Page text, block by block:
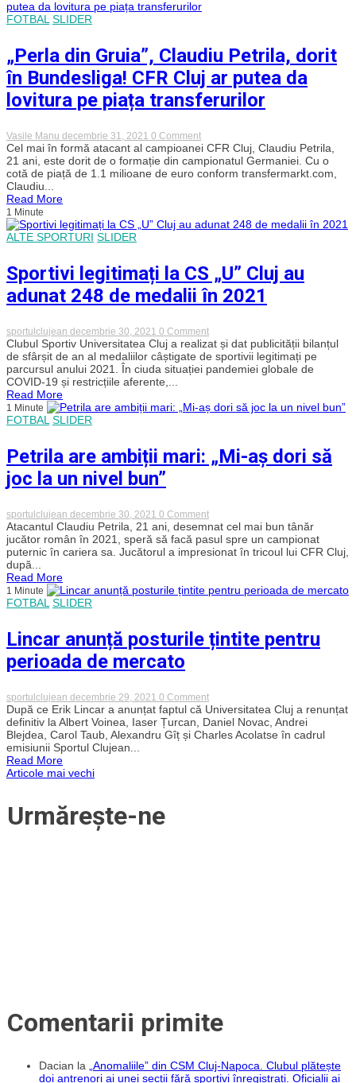
„Prima
opțiune
semnez
prelungirea”
FOTBAL SLIDER
„Perla din Gruia”, Claudiu Petrila, dorit
în Bundesliga! CFR Cluj ar putea da
lovitura pe piața transferurilor
Vasile Manu decembrie 31, 2021 0 Commenton
„Perla
din
Gruia”,
Claudiu
Bundesliga!
putea
da
lovitura
pe
Cel mai în formă atacant al campioanei CFR Cluj, Claudiu Petrila,
21 ani, este dorit de o formație din campionatul Germaniei. Cu o
cotă de piață de 1.1 milioane de euro conform transfermarkt.com,
Claudiu...
Read More
1 Minute
ALTE SPORTURI SLIDER
Sportivi legitimați la CS „U” Cluj au
adunat 248 de medalii în 2021
sportulclujean decembrie 30, 2021 0 Commenton
Sportivi
legitimați
la
CS
au
medalii
în
Clubul Sportiv Universitatea Cluj a realizat și dat publicității bilanțul
de sfârșit de an al medaliilor câștigate de sportivii legitimați pe
parcursul anului 2021. În ciuda situației pandemiei globale de
COVID-19 și restricțiile aferente,...
Read More
1 Minute
FOTBAL SLIDER
Petrila are ambiții mari: „Mi-aș dori să
joc la un nivel bun”
sportulclujean decembrie 30, 2021 0 Commenton
Petrila
are
ambiții
mari:
dori
un
nivel
Atacantul Claudiu Petrila, 21 ani, desemnat cel mai bun tânăr
jucător român în 2021, speră să facă pasul spre un campionat
puternic în cariera sa. Jucătorul a impresionat în tricoul lui CFR Cluj,
după...
Read More
1 Minute
FOTBAL SLIDER
Lincar anunță posturile țintite pentru
perioada de mercato
sportulclujean decembrie 29, 2021 0 Commenton
Lincar
anunță
posturile
țintite
După ce Erik Lincar a anunțat faptul că Universitatea Cluj a renunțat
definitiv la Albert Voinea, Iaser Țurcan, Daniel Novac, Andrei
Blejdea, Carol Taub, Alexandru Gîț și Charles Acolatse în cadrul
emisiunii Sportul Clujean...
Read More
Navigare
în
Articole mai vechi
Urmărește-ne
Comentarii primite
Dacian la
„Anomaliile” din CSM Cluj-Napoca. Clubul plătește
doi antrenori ai unei secții fără sportivi înregistrați. Oficialii ai